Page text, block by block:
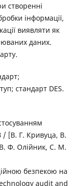
створенні
інформації,
виявляти як
даних.
стандарт DES.
/ [В. Г. Кривуца, В.
Ф. Олійник, С. М.
безпекою на
audit and